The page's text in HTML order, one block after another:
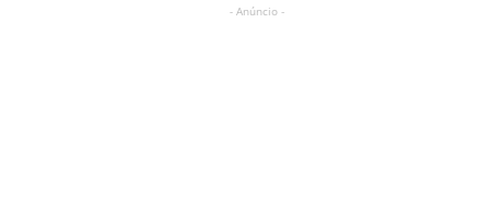
- Anúncio -